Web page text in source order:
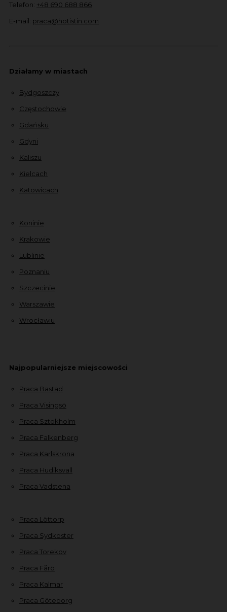
Telefon: +48 690 688 866
E-mail: praca@hotistin.com
Działamy w miastach
Bydgoszczy
Częstochowie
Gdańsku
Gdyni
Kaliszu
Kielcach
Katowicach
Koninie
Krakowie
Lublinie
Poznaniu
Szczecinie
Warszawie
Wrocławiu
Najpopularniejsze miejscowości
Praca Bastad
Praca Visingsö
Praca Sztokholm
Praca Falkenberg
Praca Karlskrona
Praca Hudiksvall
Praca Vadstena
Praca Löttorp
Praca Sydkoster
Praca Torekov
Praca Fårö
Praca Kalmar
Praca Göteborg